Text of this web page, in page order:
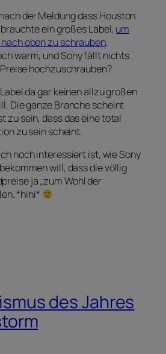
der Meldung dass Houston
ein großes Label, um
oben zu schrauben.
warm, und Sony fällt nichts
hochzuschrauben?
da gar keinen allzu großen
Die ganze Branche scheint
zu sein, dass das eine total
zu sein scheint.
noch interessiert ist, wie Sony
will, dass die völlig
ja „zum Wohl der
*hihi*
des Jahres